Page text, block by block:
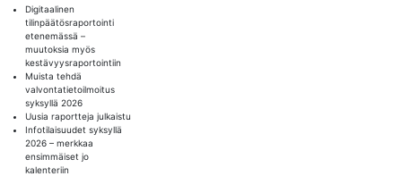
Digitaalinen
tilinpäätösraportointi
etenemässä –
muutoksia myös
kestävyysraportointiin
Muista tehdä
valvontatietoilmoitus
syksyllä 2026
Uusia raportteja julkaistu
Infotilaisuudet syksyllä
2026 – merkkaa
ensimmäiset jo
kalenteriin